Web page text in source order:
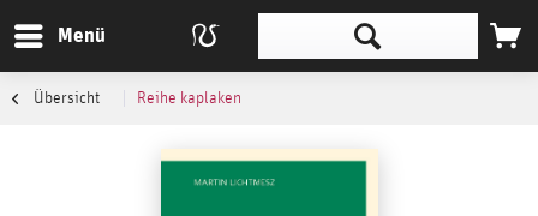
Menü
Übersicht Reihe kaplaken